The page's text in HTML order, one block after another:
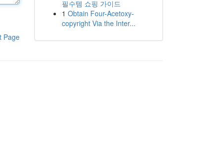
Page
필수템 쇼핑 가이드
1 Obtain Four-Acetoxy-
copyright Via the Inter...